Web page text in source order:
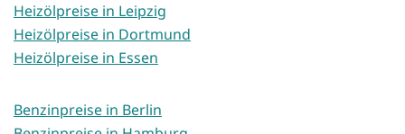
Heizölpreise in Leipzig
Heizölpreise in Dortmund
Heizölpreise in Essen
Benzinpreise in Berlin